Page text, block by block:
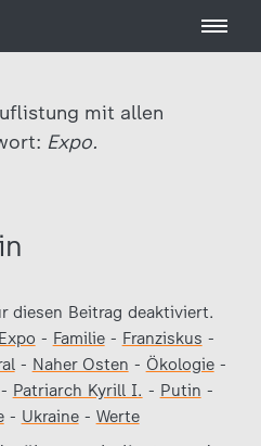
mit allen
Expo.
diesen Beitrag deaktiviert.
Expo - Familie- Franziskus -
- Naher Osten - Ökologie-
- Patriarch Kyrill I. - Putin -
- Ukraine- Werte